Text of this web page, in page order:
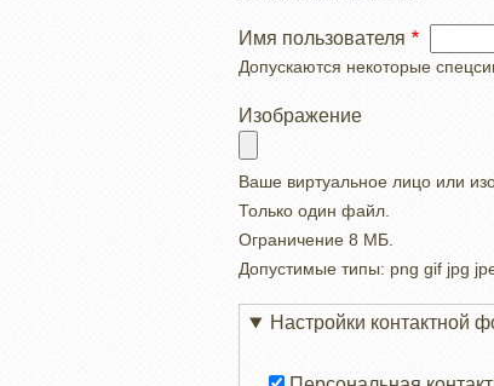
Имя пользователя
Допускаются некоторые
Изображение
Ваше виртуальное лицо или
Только один файл.
Ограничение 8 МБ.
Допустимые типы: png gif jpg
Настройки контактной